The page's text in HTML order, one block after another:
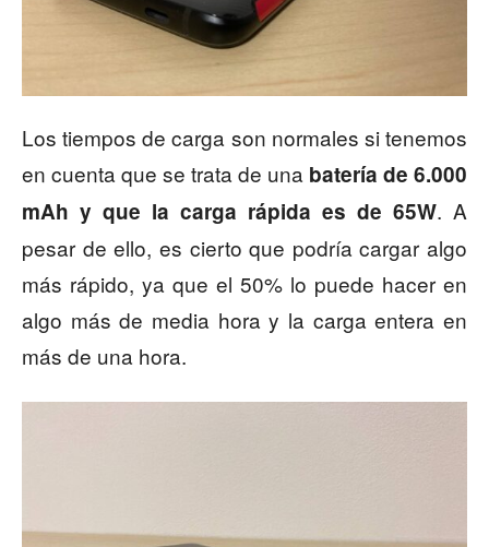
Los tiempos de carga son normales si tenemos
en cuenta que se trata de una batería de 6.000
mAh y que la carga rápida es de 65W. A
pesar de ello, es cierto que podría cargar algo
más rápido, ya que el 50% lo puede hacer en
algo más de media hora y la carga entera en
más de una hora.